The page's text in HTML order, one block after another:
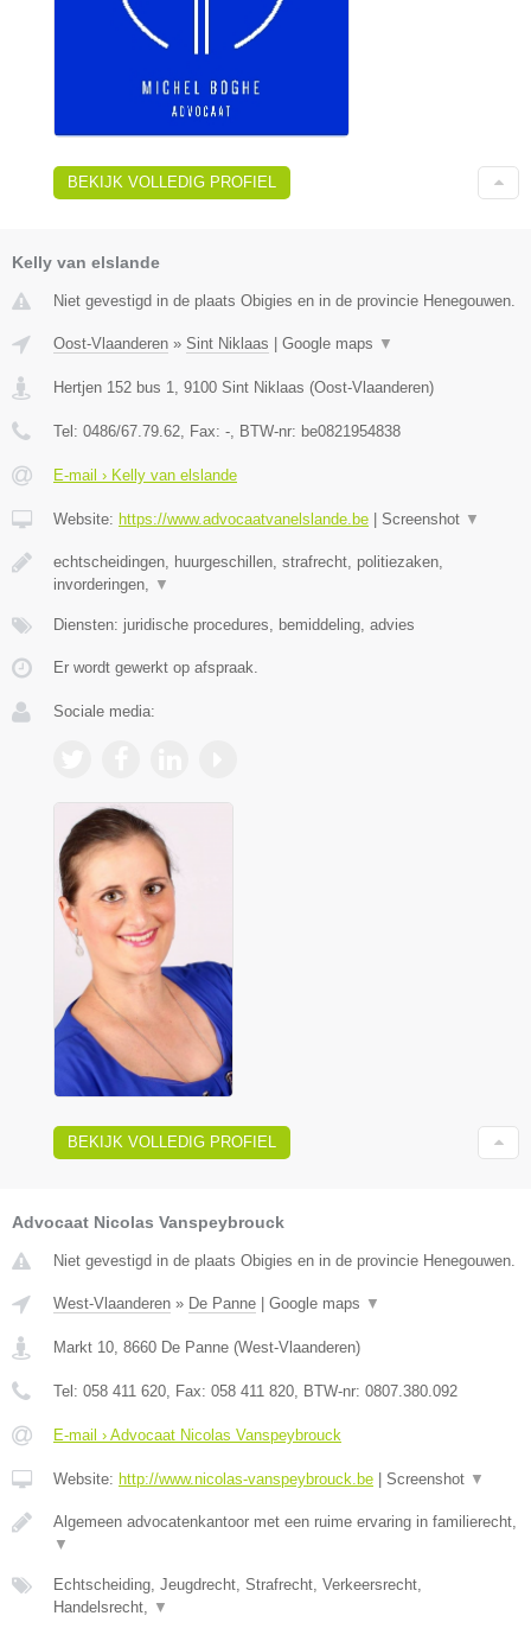
BEKIJK VOLLEDIG PROFIEL
Kelly van elslande
Niet gevestigd in de plaats Obigies en in de provincie Henegouwen.
Oost-Vlaanderen » Sint Niklaas Google maps ▼
Hertjen 152 bus 1, 9100 Sint Niklaas (Oost-Vlaanderen)
Tel: 0486/67.79.62, Fax: -, BTW-nr: be0821954838
E-mail › Kelly van elslande
Website: https://www.advocaatvanelslande.be Screenshot ▼
echtscheidingen, huurgeschillen, strafrecht, politiezaken,
invorderingen, ▼
Diensten: juridische procedures, bemiddeling, advies
Er wordt gewerkt op afspraak.
Sociale media:
BEKIJK VOLLEDIG PROFIEL
Advocaat Nicolas Vanspeybrouck
Niet gevestigd in de plaats Obigies en in de provincie Henegouwen.
West-Vlaanderen » De Panne Google maps ▼
Markt 10 8660 De Panne (West-Vlaanderen)
Tel: 058 411 620 , Fax: 058 411 820 , BTW-nr: 0807.380.092
E-mail › Advocaat Nicolas Vanspeybrouck
Website: http://www.nicolas-vanspeybrouck.be Screenshot ▼
Algemeen advocatenkantoor met een ruime ervaring in familierecht,
▼
Echtscheiding, Jeugdrecht, Strafrecht, Verkeersrecht,
Handelsrecht,
▼